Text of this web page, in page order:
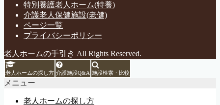
特別養護老人ホーム(特養)
介護老人保健施設(老健)
ページ一覧
プライバシーポリシー
老人ホームの手引き All Rights Reserved.
老人ホームの探し方 介護施設Q&A 施設検索・比較
メニュー
老人ホームの探し方